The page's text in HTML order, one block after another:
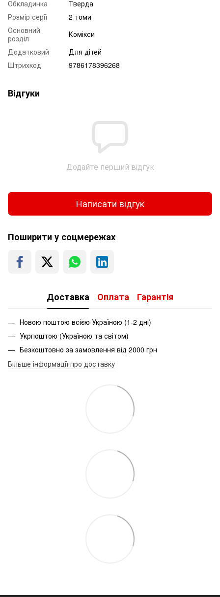
Обкладинка
Тверда
Розмір серії
2 томи
Основний
розділ
Комікси
Додатковий
Для дітей
Штрихкод
9786178396268
Відгуки
Додайте перший відгук
Написати відгук
Поширити у соцмережах
Доставка Оплата Гарантія
Новою поштою всією Україною (1-2 дні)
Укрпоштою (Україною та світом)
Безкоштовно за замовлення від 2000 грн
Більше інформації про доставку